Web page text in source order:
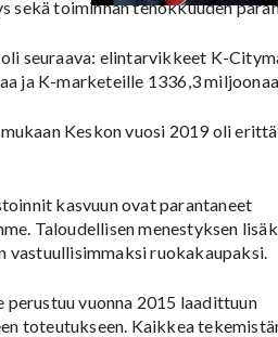
sekä toiminnan tehokkuuden
seuraava: elintarvikkeet K-
ja K-marketeille 1336,3 miljoonaa
mukaan Keskon vuosi 2019 oli
kasvuun ovat parantaneet
Taloudellisen menestyksen
vastuullisimmaksi ruokakaupaksi.
perustuu vuonna 2015 laadittuun
toteutukseen. Kaikkea